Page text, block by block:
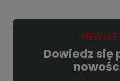
Dowiedz się